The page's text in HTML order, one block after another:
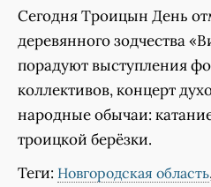
Сегодня Троицын День
деревянного зодчества
порадуют выступления
коллективов, концерт
народные обычаи:
троицкой берёзки.
Теги: Новгородская область